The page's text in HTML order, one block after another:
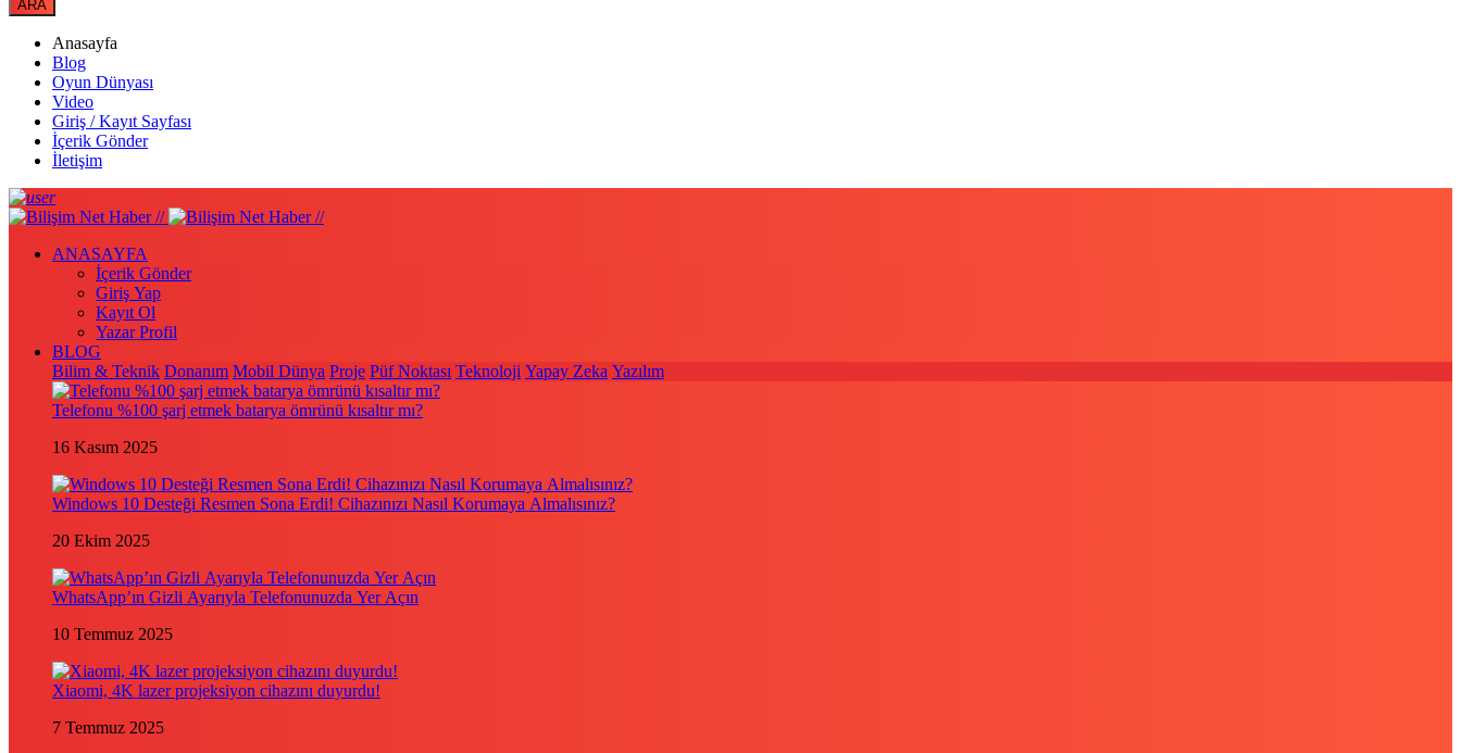
Anasayfa
Blog
Oyun Dünyası
Video
Giriş / Kayıt Sayfası
İçerik Gönder
İletişim
ANASAYFA
İçerik Gönder
Giriş Yap
Kayıt Ol
Yazar Profil
BLOG
Bilim & Teknik Donanım Mobil Dünya Proje Püf Noktası Teknoloji Yapay Zeka Yazılım
Telefonu %100 şarj etmek batarya ömrünü kısaltır mı?
16 Kasım 2025
Windows 10 Desteği Resmen Sona Erdi! Cihazınızı Nasıl Korumaya Almalısınız?
20 Ekim 2025
WhatsApp’ın Gizli Ayarıyla Telefonunuzda Yer Açın
10 Temmuz 2025
Xiaomi, 4K lazer projeksiyon cihazını duyurdu!
7 Temmuz 2025